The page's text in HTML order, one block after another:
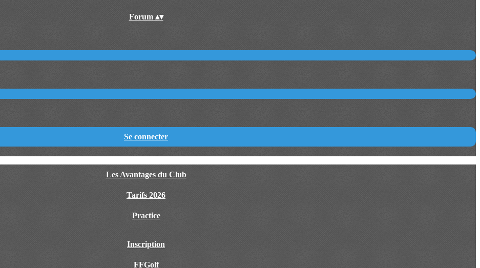
Forum ▴▾
Se connecter
Les Avantages du Club
Tarifs 2026
Practice
Inscription
FFGolf